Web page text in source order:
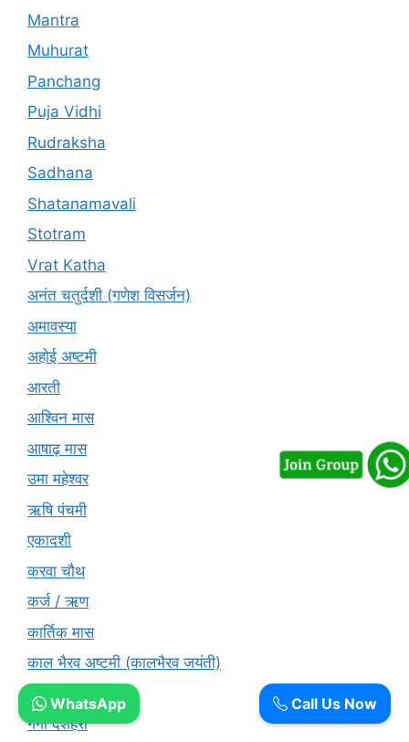
Mantra
Muhurat
Panchang
Puja Vidhi
Rudraksha
Sadhana
Shatanamavali
Stotram
Vrat Katha
अनंत चतुर्दशी (गणेश विसर्जन)
अमावस्या
अहोई अष्टमी
आरती
आश्विन मास
आषाढ़ मास
उमा महेश्वर
ऋषि पंचमी
एकादशी
करवा चौथ
कर्ज / ऋण
कार्तिक मास
काल भैरव अष्टमी (कालभैरव जयंती)
कृष्ण जन्माष्टमी
गंगा दशहरा
Call Us Now
WhatsApp